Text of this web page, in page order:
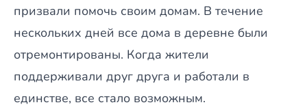
призвали помочь своим домам. В течение
нескольких дней все дома в деревне были
отремонтированы. Когда жители
поддерживали друг друга и работали в
единстве, все стало возможным.